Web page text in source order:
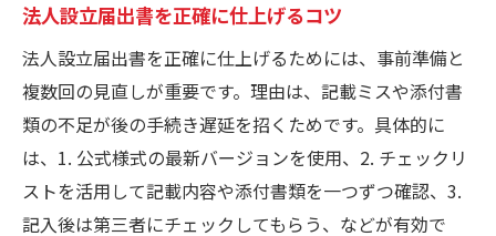
法人設立届出書を正確に仕上げるコツ
法人設立届出書を正確に仕上げるためには、事前準備と
複数回の見直しが重要です。理由は、記載ミスや添付書
類の不足が後の手続き遅延を招くためです。具体的に
は、1. 公式様式の最新バージョンを使用、2. チェックリ
ストを活用して記載内容や添付書類を一つずつ確認、3.
記入後は第三者にチェックしてもらう、などが有効で